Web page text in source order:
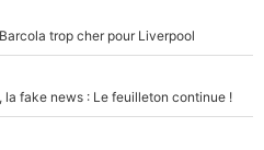
trop cher pour Liverpool
fake news : Le feuilleton continue !